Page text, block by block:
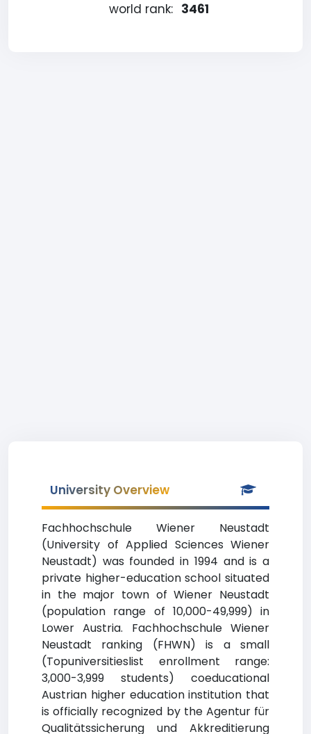
world rank: 3461
University Overview
Fachhochschule Wiener Neustadt
(University of Applied Sciences Wiener
Neustadt) was founded in 1994 and is a
private higher-education school situated
in the major town of Wiener Neustadt
(population range of 10,000-49,999) in
Lower Austria. Fachhochschule Wiener
Neustadt ranking (FHWN) is a small
(Topuniversitieslist enrollment range:
3,000-3,999 students) coeducational
Austrian higher education institution that
is officially recognized by the Agentur für
Qualitätssicherung und Akkreditierung